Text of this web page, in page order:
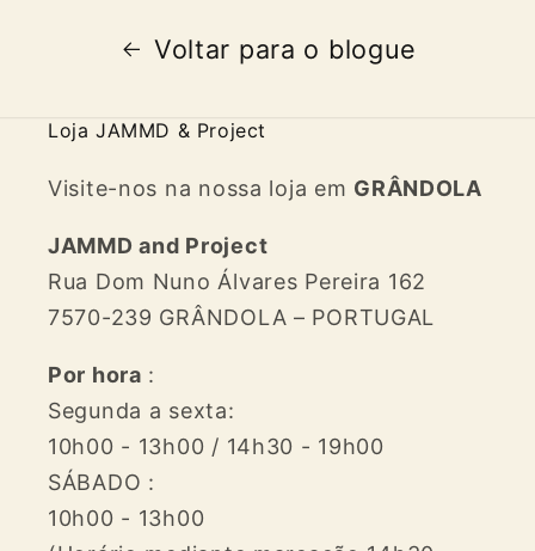
Voltar para o blogue
Loja JAMMD & Project
Visite-nos na nossa loja em GRÂNDOLA
JAMMD and Project
Rua Dom Nuno Álvares Pereira 162
7570-239 GRÂNDOLA – PORTUGAL
Por hora :
Segunda a sexta:
10h00 - 13h00 / 14h30 - 19h00
SÁBADO :
10h00 - 13h00